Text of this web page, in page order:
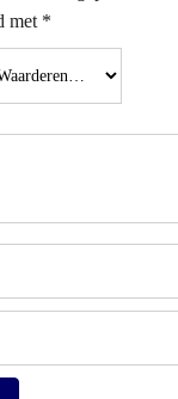
met *